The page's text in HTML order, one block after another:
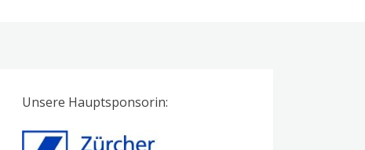
Unsere Hauptsponsorin: